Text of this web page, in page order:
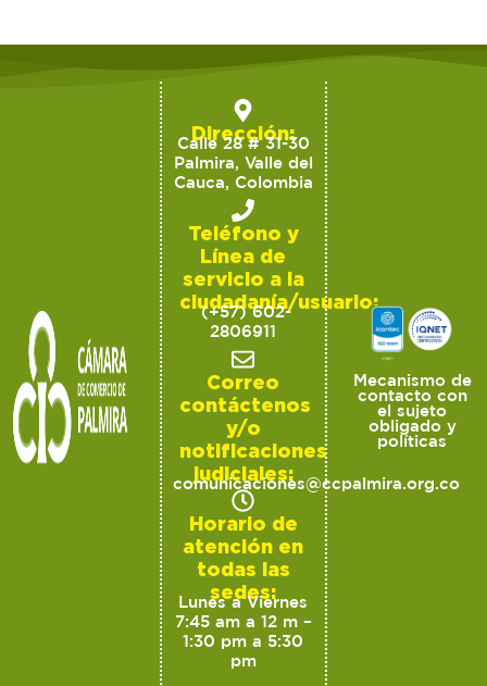
Dirección:
Calle 28 # 31-30
Palmira, Valle del
Cauca, Colombia
Teléfono y
Línea de
servicio a la
ciudadanía/usuario:
(+57) 602-
2806911
Correo
contáctenos
y/o
notificaciones
judiciales:
comunicaciones@ccpalmira.org.co
Horario de
atención en
todas las
sedes:
Lunes a Viernes
7:45 am a 12 m –
1:30 pm a 5:30
pm
Mecanismo de
contacto con
el sujeto
obligado y
políticas